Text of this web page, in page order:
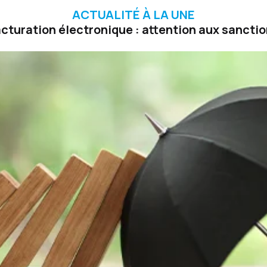
ACTUALITÉ À LA UNE
électronique : attention aux